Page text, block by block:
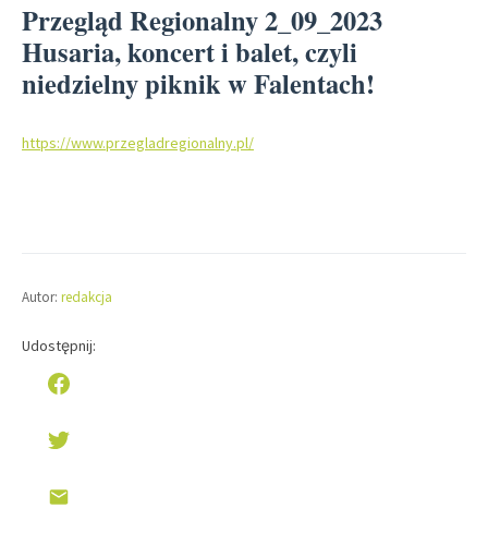
Przegląd Regionalny 2_09_2023
Husaria, koncert i balet, czyli
niedzielny piknik w Falentach!
https://www.przegladregionalny.pl/
Autor: redakcja
Udostępnij: